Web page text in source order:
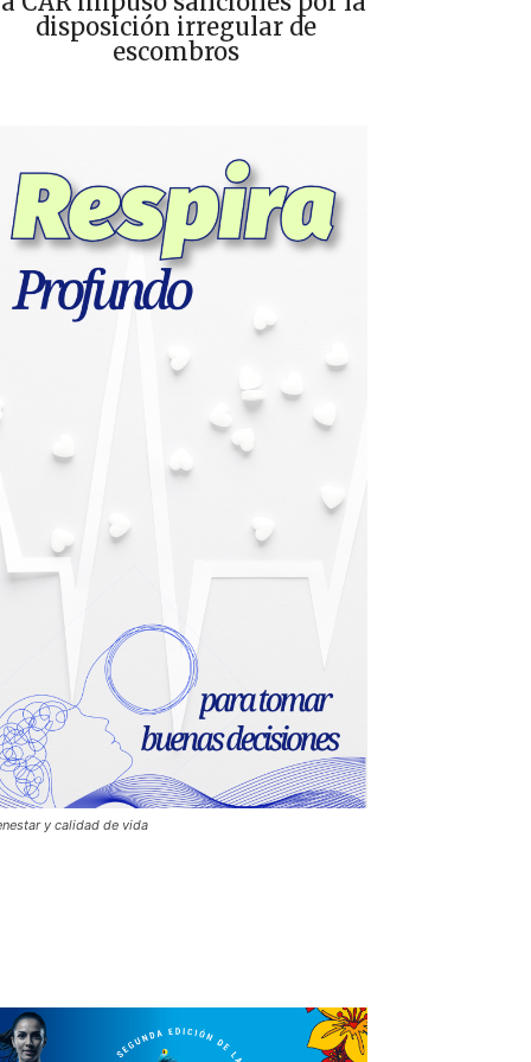
disposición irregular de
escombros
y calidad de vida